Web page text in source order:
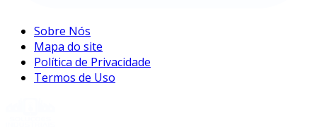
Sobre Nós
Mapa do site
Política de Privacidade
Termos de Uso